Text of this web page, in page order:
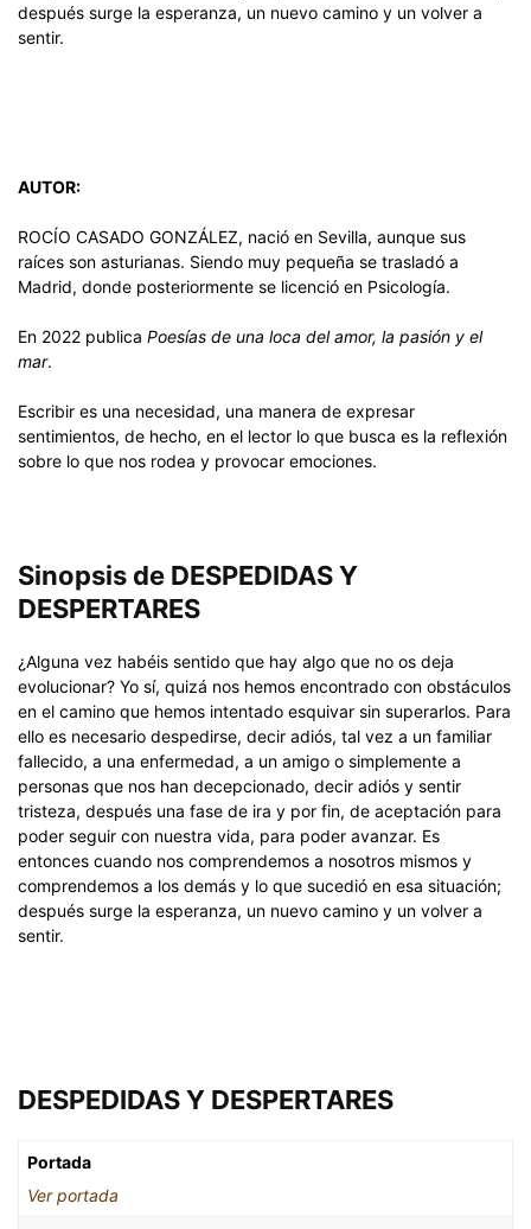
después surge la esperanza, un nuevo camino y un volver a
sentir.
AUTOR:
ROCÍO CASADO GONZÁLEZ, nació en Sevilla, aunque sus
raíces son asturianas. Siendo muy pequeña se trasladó a
Madrid, donde posteriormente se licenció en Psicología.
En 2022 publica Poesías de una loca del amor, la pasión y el
mar.
Escribir es una necesidad, una manera de expresar
sentimientos, de hecho, en el lector lo que busca es la reflexión
sobre lo que nos rodea y provocar emociones.
Sinopsis de DESPEDIDAS Y
DESPERTARES
¿Alguna vez habéis sentido que hay algo que no os deja
evolucionar? Yo sí, quizá nos hemos encontrado con obstáculos
en el camino que hemos intentado esquivar sin superarlos. Para
ello es necesario despedirse, decir adiós, tal vez a un familiar
fallecido, a una enfermedad, a un amigo o simplemente a
personas que nos han decepcionado, decir adiós y sentir
tristeza, después una fase de ira y por fin, de aceptación para
poder seguir con nuestra vida, para poder avanzar. Es
entonces cuando nos comprendemos a nosotros mismos y
comprendemos a los demás y lo que sucedió en esa situación;
después surge la esperanza, un nuevo camino y un volver a
sentir.
DESPEDIDAS Y DESPERTARES
Portada
Ver portada